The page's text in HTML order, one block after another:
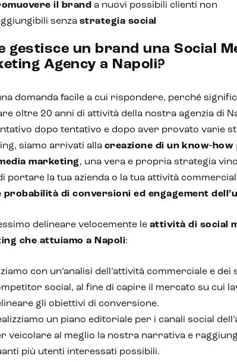
il brand a nuovi possibili clienti non
senza strategia social
gestisce un brand una Social
Agency a Napoli?
domanda facile a cui rispondere, perché
oltre 20 anni di attività della nostra agenzia di
dopo tentativo e dopo aver provato varie
siamo arrivati alla creazione di un know-how
marketing, una vera e propria strategia
portare la tua azienda o la tua attività
probabilità di conversioni ed engagement
delineare velocemente le attività di social
che attuiamo a Napoli:
con un’analisi dell’attività commerciale e dei
social, al fine di capire il mercato su cui
gli obiettivi di conversione.
un piano editoriale per i canali social
veicolare al meglio la nostra narrativa e
più utenti interessati possibili.